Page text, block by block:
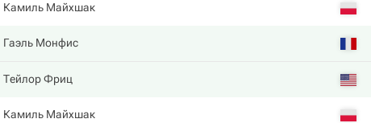
Камиль Майхшак
Гаэль Монфис
Тейлор Фриц
Камиль Майхшак